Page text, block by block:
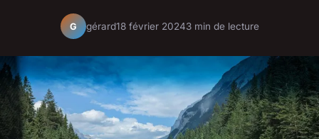
G gérard18 février 20243 min de lecture